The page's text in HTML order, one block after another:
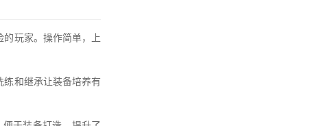
的玩家。操作简单，上
练和继承让装备培养有